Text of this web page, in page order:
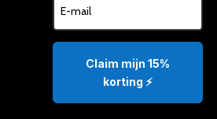
Claim mijn 15%
korting ⚡️